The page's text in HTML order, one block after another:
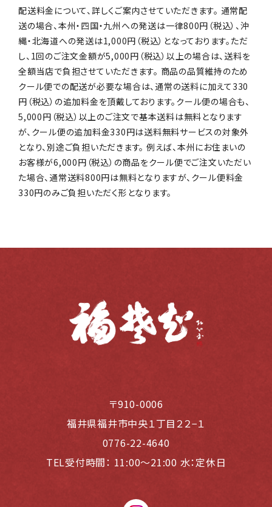
配送料金について、詳しくご案内させていただきます。 通常配
送の場合、本州・四国・九州への発送は一律800円（税込）、沖
縄・北海道への発送は1,000円（税込）となっております。ただ
し、1回のご注文金額が5,000円（税込）以上の場合は、送料を
全額当店で負担させていただきます。 商品の品質維持のため
クール便での配送が必要な場合は、通常の送料に加えて330
円（税込）の追加料金を頂戴しております。クール便の場合も、
5,000円（税込）以上のご注文で基本送料は無料となります
が、クール便の追加料金330円は送料無料サービスの対象外
となり、別途ご負担いただきます。 例えば、本州にお住まいの
お客様が6,000円（税込）の商品をクール便でご注文いただい
た場合、通常送料800円は無料となりますが、クール便料金
330円のみご負担いただく形となります。
〒910-0006
福井県福井市中央１丁目２２−１
0776-22-4640
TEL受付時間： 11:00〜21:00 水：定休日